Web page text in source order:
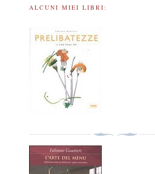
ALCUNI MIEI LIBRI: